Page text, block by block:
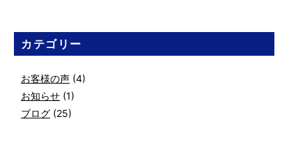
カテゴリー
お客様の声 (4)
お知らせ (1)
ブログ (25)